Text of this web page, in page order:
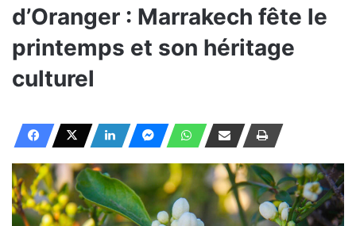
d’Oranger : Marrakech fête le
printemps et son héritage
culturel